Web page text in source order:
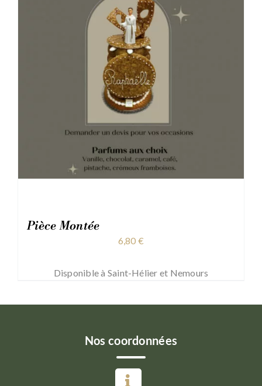
Pièce Montée
6,80 €
Disponible à Saint-Hélier et Nemours
Nos coordonnées